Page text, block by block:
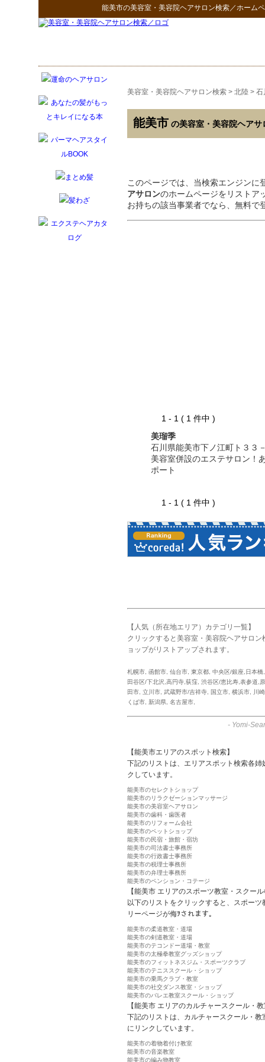
能美市の美容室・美容院ヘアサロン検索／ホーム
美容室・美容院ヘアサロン検索 > 北陸 > 石
能美市 の美容室・美容院ヘアサ
このページでは、当検索エンジンに
アサロンのホームページをリスト
お持ちの該当事業者でなら、無料で
1 - 1 ( 1 件中 )
美瑠季
石川県能美市下ノ江町ト３３
美容室併設のエステサロン！
ポート
1 - 1 ( 1 件中 )
【人気（所在地エリア）カテゴリ一覧】
クリックすると美容室・美容院ヘアサロ
ョップがリストアップされます。
札幌市 函館市 仙台市 東京都 中央区/銀座,日本橋
田谷区/下北沢,高円寺,荻窪 渋谷区/恵比寿,表参道,
田市
立川市 武蔵野市/吉祥寺 国立市 横浜市
川
くば市 新潟県 名古屋市
- Yomi-
【能美市エリアのスポット検索】
下記のリストは、エリアスポット検索各
クしています。
能美市のセレクトショップ
能美市のリラクゼーションマッサージ
能美市の美容室ヘアサロン
能美市の歯科・歯医者
能美市のリフォーム会社
能美市のペットショップ
能美市の民宿・旅館・宿坊
能美市の司法書士事務所
能美市の行政書士事務所
能美市の税理士事務所
能美市の弁理士事務所
能美市のペンション・コテージ
【能美市 エリアのスポーツ教室・スクー
以下のリストをクリックすると、スポー
リーページが侮ｦされます。
能美市の柔道教室・道場
能美市の剣道教室・道場
能美市のテコンドー道場・教室
能美市の太極拳教室グッズショップ
能美市のフィットネスジム・スポーツクラブ
能美市のテニススクール・ショップ
能美市の乗馬クラブ・教室
能美市の社交ダンス教室・ショップ
能美市のバレエ教室スクール・ショップ
【能美市 エリアのカルチャースクール・
下記のリストは、カルチャースクール・
にリンクしています。
能美市の着物着付け教室
能美市の音楽教室
能美市の編み物教室